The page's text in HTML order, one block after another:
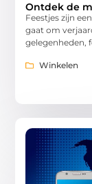
Ontdek de
Feestjes zijn
gaat om
gelegenheden,
Winkelen